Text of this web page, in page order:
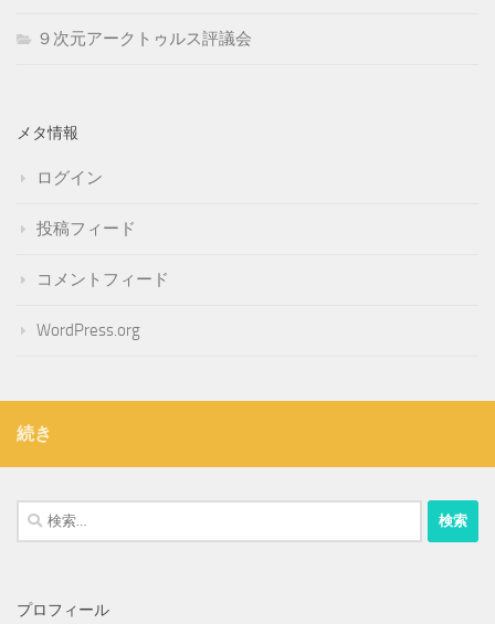
９次元アークトゥルス評議会
メタ情報
ログイン
投稿フィード
コメントフィード
WordPress.org
続き
検
索:
プロフィール